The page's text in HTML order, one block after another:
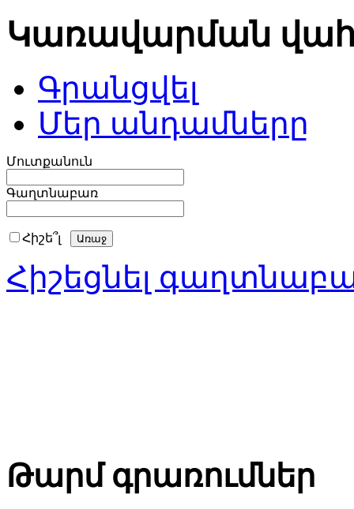
Կառավարման
Գրանցվել
Մեր անդամները
Մուտքանուն
Գաղտնաբառ
Հիշե՞լ
Հիշեցնել
Թարմ գրառումներ